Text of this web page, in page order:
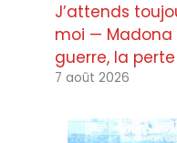
J’attends
moi — Madona
guerre, la
7 août 2026